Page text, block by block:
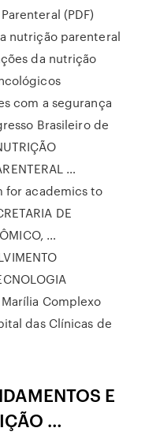
(PDF)
nutrição parenteral
da nutrição
com a segurança
Brasileiro de
…
for academics to
DE
…
Complexo
das Clínicas de
E
…